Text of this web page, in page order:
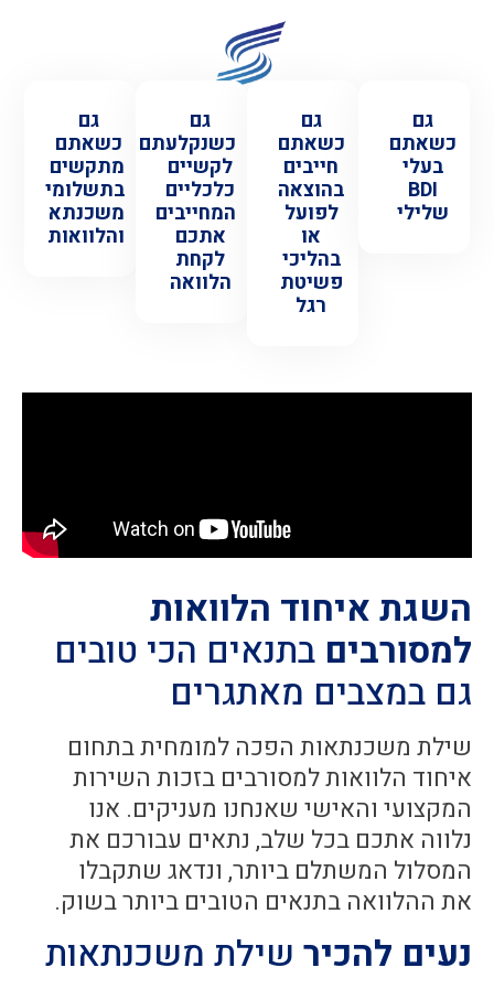
גם
כשאתם
מתקשים
בתשלומי
משכנתא
והלוואות
גם
כשנקלעתם
לקשיים
כלכליים
המחייבים
אתכם
לקחת
הלוואה
גם
כשאתם
חייבים
בהוצאה
לפועל
או
בהליכי
פשיטת
רגל
גם
כשאתם
בעלי
BDI
שלילי
השגת איחוד הלוואות
למסורבים בתנאים הכי טובים
גם במצבים מאתגרים
שילת משכנתאות הפכה למומחית בתחום
איחוד הלוואות למסורבים בזכות השירות
המקצועי והאישי שאנחנו מעניקים. אנו
נלווה אתכם בכל שלב, נתאים עבורכם את
המסלול המשתלם ביותר, ונדאג שתקבלו
את ההלוואה בתנאים הטובים ביותר בשוק.
נעים להכיר שילת משכנתאות